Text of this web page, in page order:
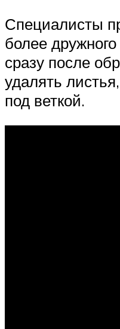
Специалисты
более
сразу после
удалять
под веткой.